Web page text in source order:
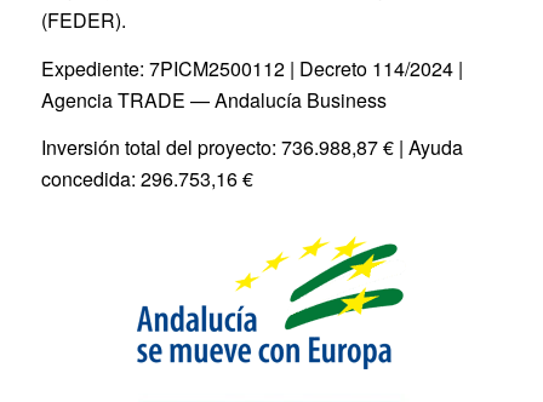
(FEDER).
Expediente: 7PICM2500112 | Decreto 114/2024 |
Agencia TRADE — Andalucía Business
Inversión total del proyecto: 736.988,87 € | Ayuda
concedida: 296.753,16 €